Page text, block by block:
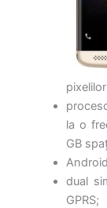
la o
GB
dual
GPRS;